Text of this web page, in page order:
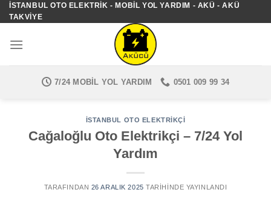
İçeriğe
atla
İSTANBUL OTO ELEKTRIK - MOBIL YOL YARDIM - AKÜ - AKÜ
TAKVIYE
7/24 MOBIL YOL YARDIM 0501 009 99 34
İSTANBUL OTO ELEKTRIKÇI
Cağaloğlu Oto Elektrikçi – 7/24 Yol
Yardım
TARAFINDAN 26 ARALIK 2025 TARIHINDE YAYINLANDI